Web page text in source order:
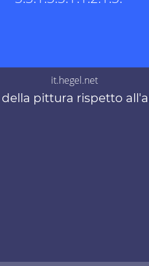
it.hegel.net
della pittura rispetto